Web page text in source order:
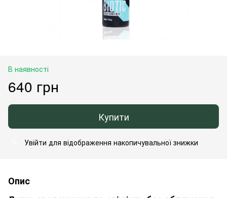
В наявності
640 грн
Купити
Увійти для відображення накопичувальної знижки
Опис